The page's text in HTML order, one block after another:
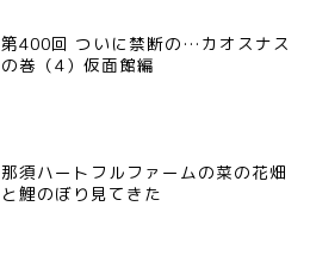
第400回 ついに禁断の…カオスナス
の巻（4）仮面館編
那須ハートフルファームの菜の花畑
と鯉のぼり見てきた